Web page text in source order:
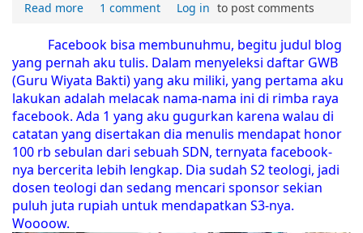
Read more 1 comment Log in to post comments
Facebook bisa membunuhmu, begitu judul blog
yang pernah aku tulis. Dalam menyeleksi daftar GWB
(Guru Wiyata Bakti) yang aku miliki, yang pertama aku
lakukan adalah melacak nama-nama ini di rimba raya
facebook. Ada 1 yang aku gugurkan karena walau di
catatan yang disertakan dia menulis mendapat honor
100 rb sebulan dari sebuah SDN, ternyata facebook-
nya bercerita lebih lengkap. Dia sudah S2 teologi, jadi
dosen teologi dan sedang mencari sponsor sekian
puluh juta rupiah untuk mendapatkan S3-nya.
Woooow.